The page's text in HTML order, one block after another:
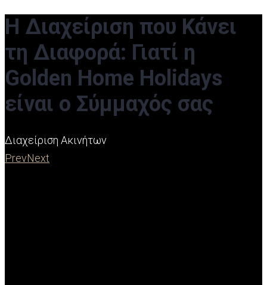
Η Διαχείριση που Κάνει
τη Διαφορά: Γιατί η
Golden Home Holidays
είναι ο Σύμμαχός σας
Διαχείριση Ακινήτων
PrevNext